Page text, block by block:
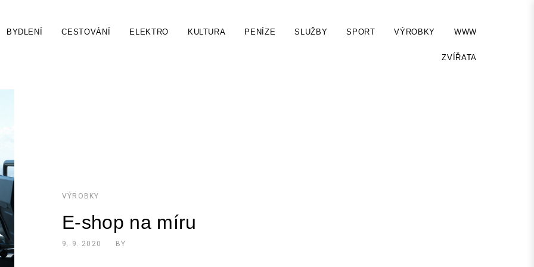
BYDLENÍ CESTOVÁNÍ ELEKTRO KULTURA PENÍZE SLUŽBY SPORT VÝROBKY WWW
ZVÍŘATA
VÝROBKY
E-shop na míru
9. 9. 2020 BY